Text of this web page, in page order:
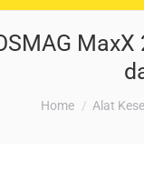
Home Alat